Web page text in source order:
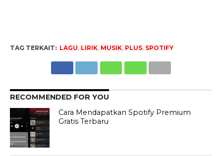
TAG TERKAIT: LAGU LIRIK, MUSIK, PLUS, SPOTIFY
RECOMMENDED FOR YOU
Cara Mendapatkan Spotify Premium
Gratis Terbaru